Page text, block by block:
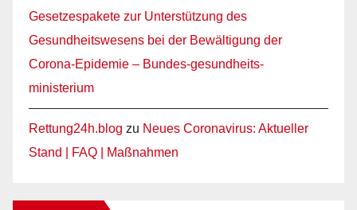
Gesetzespakete zur Unterstützung des
Gesundheitswesens bei der Bewältigung der
Corona-Epidemie – Bundes-gesundheits-
ministerium
Rettung24h.blog zu Neues Coronavirus: Aktueller
Stand | FAQ | Maßnahmen